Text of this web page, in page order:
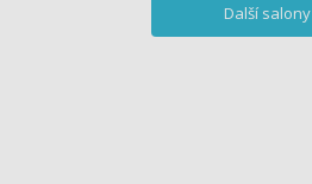
Další salony